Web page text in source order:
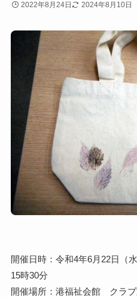
2022年8月24日 2024年8月10日
開催日時：令和4年6月22日（
15時30分
開催場所：港福祉会館 クラ